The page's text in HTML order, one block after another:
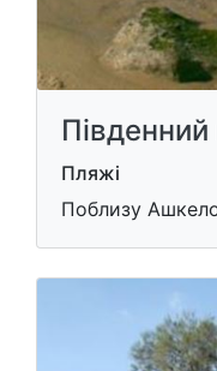
Пляжі
Поблизу